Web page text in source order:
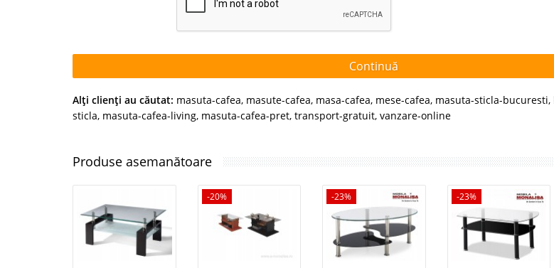
Continuă
Alţi clienţi au căutat: masuta-cafea, masute-cafea, masa-cafea, mese-cafea, masuta-sticla-bucuresti,
sticla, masuta-cafea-living, masuta-cafea-pret, transport-gratuit, vanzare-online
Produse asemanătoare
-20% -23% -23%